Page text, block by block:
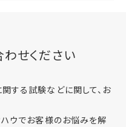
せください
する試験などに関して、お
ウでお客様のお悩みを解